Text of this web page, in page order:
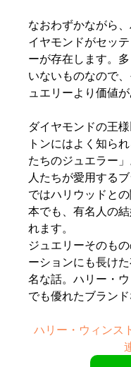
なおわずかながら
イヤモンドがセッ
ーが存在します。
いないものなので
ュエリーより価値
ダイヤモンドの王
トンにはよく知ら
たちのジュエラー
人たちが愛用する
ではハリウッドと
本でも、有名人の
れます。
ジュエリーそのも
ーションにも長け
名な話。ハリー・
でも優れたブランド
ハリー・ウィンス